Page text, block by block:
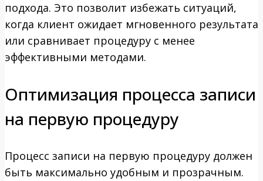
подхода. Это позволит избежать ситуаций,
когда клиент ожидает мгновенного результата
или сравнивает процедуру с менее
эффективными методами.
Оптимизация процесса записи
на первую процедуру
Процесс записи на первую процедуру должен
быть максимально удобным и прозрачным.